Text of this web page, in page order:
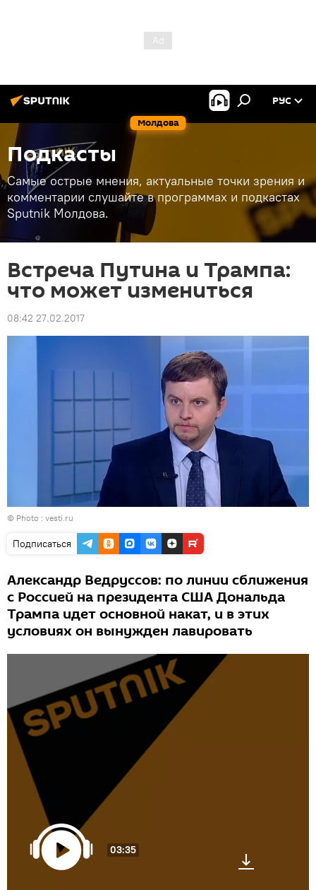
Молдова
РУС
Подкасты
Самые острые мнения, актуальные точки зрения и
комментарии слушайте в программах и подкастах
Sputnik Молдова.
Встреча Путина и Трампа:
что может измениться
08:42 27.02.2017
© Photo : vesti.ru
Подписаться
Александр Ведруссов: по линии сближения
с Россией на президента США Дональда
Трампа идет основной накат, и в этих
условиях он вынужден лавировать
03:35